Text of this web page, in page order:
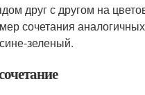
друг с другом на
сочетания
зеленый.